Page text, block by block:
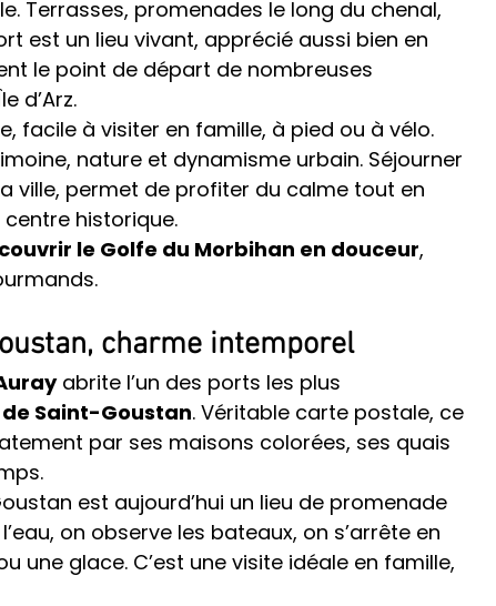
Terrasses, promenades le long du chenal,
est un lieu vivant, apprécié aussi bien en
le point de départ de nombreuses
d’Arz.
facile à visiter en famille, à pied ou à vélo.
nature et dynamisme urbain. Séjourner
ville, permet de profiter du calme tout en
historique.
le Golfe du Morbihan en douceur,
charme intemporel
abrite l’un des ports les plus
Saint-Goustan. Véritable carte postale, ce
par ses maisons colorées, ses quais
est aujourd’hui un lieu de promenade
on observe les bateaux, on s’arrête en
une glace. C’est une visite idéale en famille,